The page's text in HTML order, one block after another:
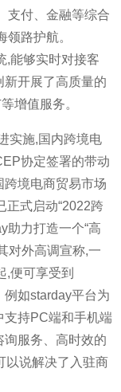
支付、金融等综合
路护航。
,能够实时对接客
新开展了高质量的
增值服务。
实施,国内跨境电
协定签署的带动
境电商贸易市场
正式启动“2022跨
助力打造一个“高
对外高调宣称,一
,便可享受到
如starday平台为
支持PC端和手机端
服务、高时效的
以说解决了入驻商